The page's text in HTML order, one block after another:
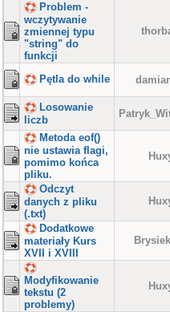
Problem -
wczytywanie
zmiennej typu
"string" do
funkcji
Pętla do while
Losowanie
liczb
Metoda eof()
nie ustawia flagi,
pomimo końca
pliku.
Odczyt
danych z pliku
(.txt)
Dodatkowe
materiały Kurs
XVII i XVIII
Modyfikowanie
tekstu (2
problemy)